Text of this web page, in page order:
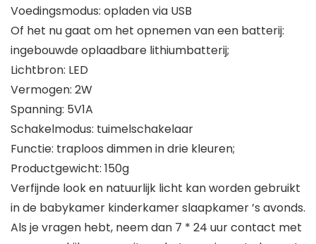
Voedingsmodus: opladen via USB
Of het nu gaat om het opnemen van een batterij:
ingebouwde oplaadbare lithiumbatterij;
Lichtbron: LED
Vermogen: 2W
Spanning: 5V1A
Schakelmodus: tuimelschakelaar
Functie: traploos dimmen in drie kleuren;
Productgewicht: 150g
Verfijnde look en natuurlijk licht kan worden gebruikt
in de babykamer kinderkamer slaapkamer ’s avonds.
Als je vragen hebt, neem dan 7 * 24 uur contact met